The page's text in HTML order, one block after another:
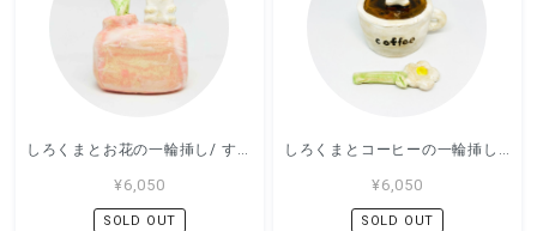
しろくまとお花の一輪挿し/ すずきたまみ / 陶芸作品
¥6,050
SOLD OUT
しろくまとコーヒーの一輪挿し/ すずきたまみ / 陶芸作品
¥6,050
SOLD OUT